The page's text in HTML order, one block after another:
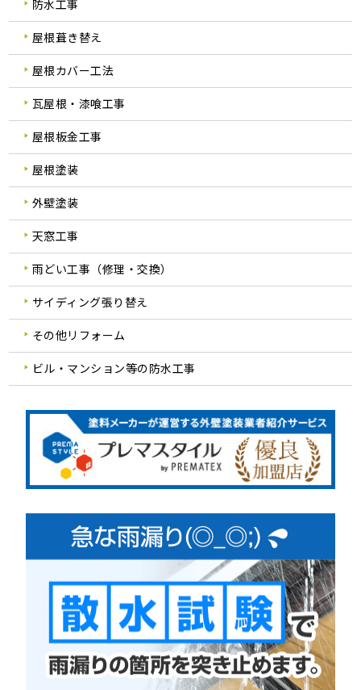
防水工事
屋根葺き替え
屋根カバー工法
瓦屋根・漆喰工事
屋根板金工事
屋根塗装
外壁塗装
天窓工事
雨どい工事（修理・交換）
サイディング張り替え
その他リフォーム
ビル・マンション等の防水工事